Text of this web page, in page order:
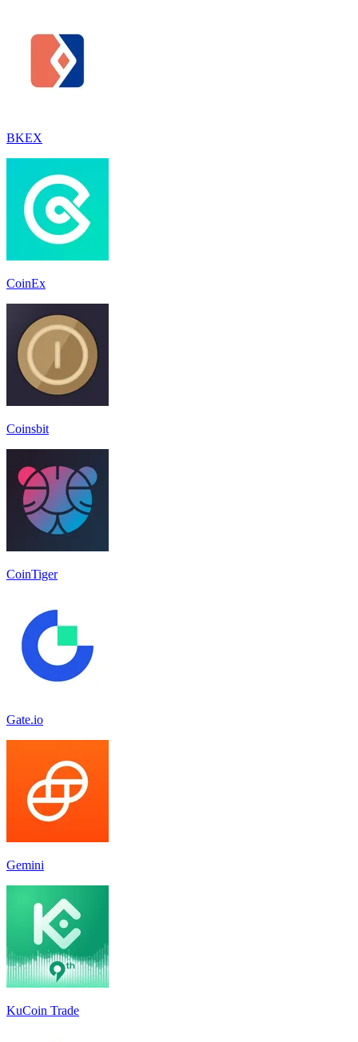
BKEX
CoinEx
Coinsbit
CoinTiger
Gate.io
Gemini
KuCoin Trade